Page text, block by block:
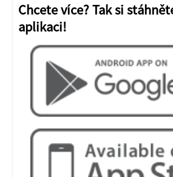
Chcete více? Tak si
aplikaci!